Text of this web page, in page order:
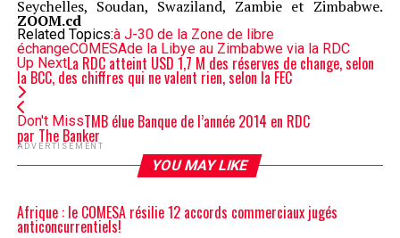
Seychelles, Soudan, Swaziland, Zambie et Zimbabwe.
ZOOM.cd
Related Topics:à J-30 de la Zone de libre
échangeCOMESAde la Libye au Zimbabwe via la RDC
Up NextLa RDC atteint USD 1,7 M des réserves de change, selon
la BCC, des chiffres qui ne valent rien, selon la FEC
Don't MissTMB élue Banque de l’année 2014 en RDC
par The Banker
ADVERTISEMENT
YOU MAY LIKE
Afrique : le COMESA résilie 12 accords commerciaux jugés
anticoncurrentiels!